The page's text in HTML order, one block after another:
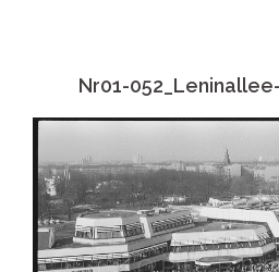
Nr01-